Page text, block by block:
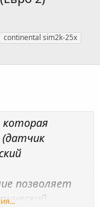
continental sim2k-25x
которая
позволяет